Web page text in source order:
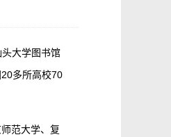
大学图书馆
多所高校70
范大学、复